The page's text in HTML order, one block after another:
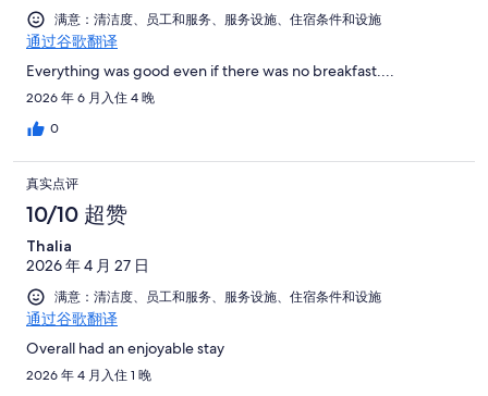
满意：清洁度、员工和服务、服务设施、住宿条件和设施
通过谷歌翻译
Everything was good even if there was no breakfast....
2026 年 6 月入住 4 晚
0
真实点评
10/10 超赞
Thalia
2026 年 4 月 27 日
满意：清洁度、员工和服务、服务设施、住宿条件和设施
通过谷歌翻译
Overall had an enjoyable stay
2026 年 4 月入住 1 晚